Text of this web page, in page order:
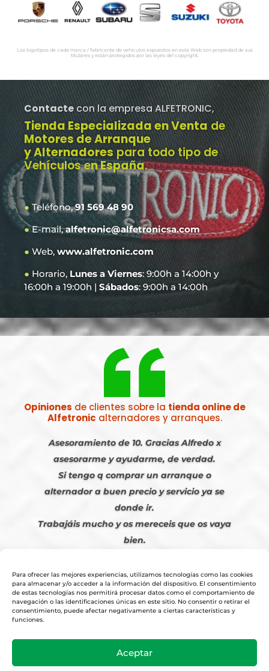
Para ofrecer las mejores experiencias, utilizamos tecnologías como las cookies
para almacenar y/o acceder a la información del dispositivo. El consentimiento
de estas tecnologías nos permitirá procesar datos como el comportamiento de
navegación o las identificaciones únicas en este sitio. No consentir o retirar el
consentimiento, puede afectar negativamente a ciertas características y
funciones.
Aceptar
Los logotipos de cada marca / fabricante de vehículos expuestos en esta Web son propiedad de sus
titulares y están protegidos por las leyes del copyright.
Contacte con la empresa ALFETRONIC,
Tienda Especializada en Venta de
Motores de Arranque
y Alternadores para todo tipo de
Vehículos en España.
●Teléfono,91 569 48 90
●E-mail,alfetronic@alfetronicsa.com
● Web, www.alfetronic.com
● Horario, Lunes a Viernes: 9:00h a 14:00h y
16:00h a 19:00h | Sábados: 9:00h a 14:00h
Opiniones de clientes sobre la tienda online de
Alfetronic alternadores y arranques.
Asesoramiento de 10. Gracias Alfredo x
asesorarme y ayudarme, de verdad.
Si tengo q comprar un arranque o
alternador a buen precio y servicio ya se
donde ir.
Trabajáis mucho y os mereceis que os vaya
bien.
Condiciones Venta Online
Diseño y Posicionamiento Web,Agencia web-espana.es